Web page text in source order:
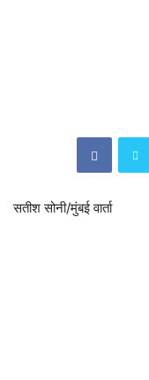
सतीश सोनी/मुंबई वार्ता